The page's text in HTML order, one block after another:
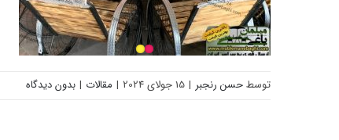
توسطحسن رنجبر | 15 جولای 2024 | مقالات | بدون دیدگاه